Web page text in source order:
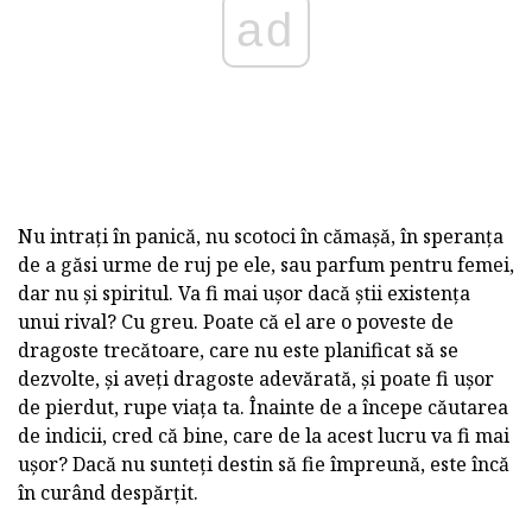
ad
Nu intrați în panică, nu scotoci în cămașă, în speranța
de a găsi urme de ruj pe ele, sau parfum pentru femei,
dar nu și spiritul. Va fi mai ușor dacă știi existența
unui rival? Cu greu. Poate că el are o poveste de
dragoste trecătoare, care nu este planificat să se
dezvolte, și aveți dragoste adevărată, și poate fi ușor
de pierdut, rupe viața ta. Înainte de a începe căutarea
de indicii, cred că bine, care de la acest lucru va fi mai
ușor? Dacă nu sunteți destin să fie împreună, este încă
în curând despărțit.